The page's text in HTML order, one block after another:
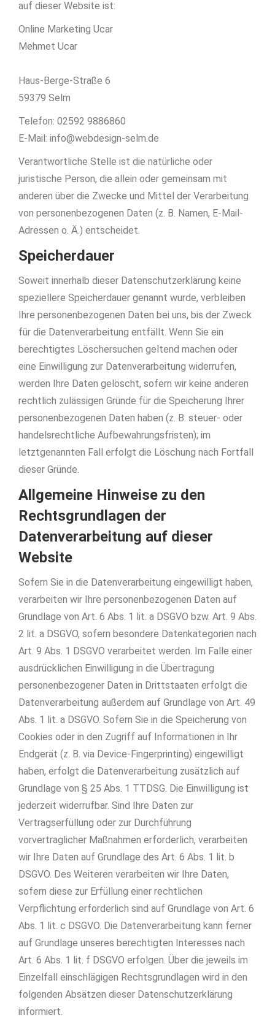
auf dieser Website ist:
Online Marketing Ucar
Mehmet Ucar
Haus-Berge-Straße 6
59379 Selm
Telefon: 02592 9886860
E-Mail: info@webdesign-selm.de
Verantwortliche Stelle ist die natürliche oder
juristische Person, die allein oder gemeinsam mit
anderen über die Zwecke und Mittel der Verarbeitung
von personenbezogenen Daten (z. B. Namen, E-Mail-
Adressen o. Ä.) entscheidet.
Speicherdauer
Soweit innerhalb dieser Datenschutzerklärung keine
speziellere Speicherdauer genannt wurde, verbleiben
Ihre personenbezogenen Daten bei uns, bis der Zweck
für die Datenverarbeitung entfällt. Wenn Sie ein
berechtigtes Löschersuchen geltend machen oder
eine Einwilligung zur Datenverarbeitung widerrufen,
werden Ihre Daten gelöscht, sofern wir keine anderen
rechtlich zulässigen Gründe für die Speicherung Ihrer
personenbezogenen Daten haben (z. B. steuer- oder
handelsrechtliche Aufbewahrungsfristen); im
letztgenannten Fall erfolgt die Löschung nach Fortfall
dieser Gründe.
Allgemeine Hinweise zu den
Rechtsgrundlagen der
Datenverarbeitung auf dieser
Website
Sofern Sie in die Datenverarbeitung eingewilligt haben,
verarbeiten wir Ihre personenbezogenen Daten auf
Grundlage von Art. 6 Abs. 1 lit. a DSGVO bzw. Art. 9 Abs.
2 lit. a DSGVO, sofern besondere Datenkategorien nach
Art. 9 Abs. 1 DSGVO verarbeitet werden. Im Falle einer
ausdrücklichen Einwilligung in die Übertragung
personenbezogener Daten in Drittstaaten erfolgt die
Datenverarbeitung außerdem auf Grundlage von Art. 49
Abs. 1 lit. a DSGVO. Sofern Sie in die Speicherung von
Cookies oder in den Zugriff auf Informationen in Ihr
Endgerät (z. B. via Device-Fingerprinting) eingewilligt
haben, erfolgt die Datenverarbeitung zusätzlich auf
Grundlage von § 25 Abs. 1 TTDSG. Die Einwilligung ist
jederzeit widerrufbar. Sind Ihre Daten zur
Vertragserfüllung oder zur Durchführung
vorvertraglicher Maßnahmen erforderlich, verarbeiten
wir Ihre Daten auf Grundlage des Art. 6 Abs. 1 lit. b
DSGVO. Des Weiteren verarbeiten wir Ihre Daten,
sofern diese zur Erfüllung einer rechtlichen
Verpflichtung erforderlich sind auf Grundlage von Art. 6
Abs. 1 lit. c DSGVO. Die Datenverarbeitung kann ferner
auf Grundlage unseres berechtigten Interesses nach
Art. 6 Abs. 1 lit. f DSGVO erfolgen. Über die jeweils im
Einzelfall einschlägigen Rechtsgrundlagen wird in den
folgenden Absätzen dieser Datenschutzerklärung
informiert.